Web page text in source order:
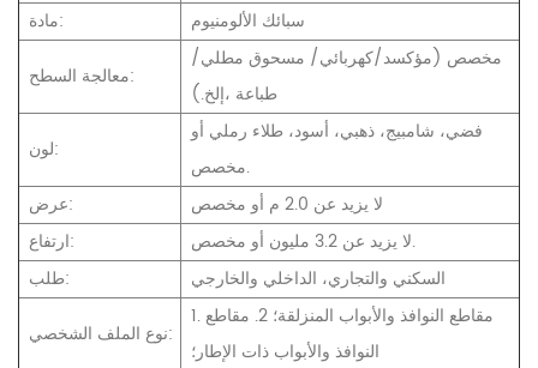
مادة:
سبائك الألومنيوم
معالجة السطح:
مخصص (مؤكسد/كهربائي/ مسحوق مطلي/
طباعة ،إلخ.)
لون:
فضي، شامبيج، ذهبي، أسود، طلاء رملي أو
مخصص.
عرض:
لا يزيد عن 2.0 م أو مخصص
ارتفاع:
لا يزيد عن 3.2 مليون أو مخصص.
طلب:
السكني والتجاري، الداخلي والخارجي
نوع الملف الشخصي:
1. مقاطع النوافذ والأبواب المنزلقة؛ 2. مقاطع
النوافذ والأبواب ذات الإطار؛